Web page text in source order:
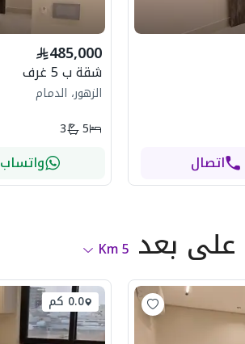
اتصال
485,000
شقة ب 5 غرف
الزهور، الدمام
5
3
واتساب
على بعد 5
Km
0.0 كم